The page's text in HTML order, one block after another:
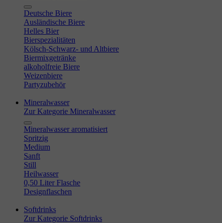
Deutsche Biere
Ausländische Biere
Helles Bier
Bierspezialitäten
Kölsch-Schwarz- und Altbiere
Biermixgetränke
alkoholfreie Biere
Weizenbiere
Partyzubehör
Mineralwasser
Zur Kategorie Mineralwasser
Mineralwasser aromatisiert
Spritzig
Medium
Sanft
Still
Heilwasser
0,50 Liter Flasche
Designflaschen
Softdrinks
Zur Kategorie Softdrinks